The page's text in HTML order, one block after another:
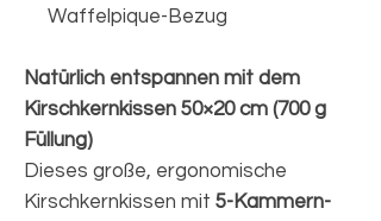
Waffelpique-Bezug
Natürlich entspannen mit dem
Kirschkernkissen 50×20 cm (700 g
Füllung)
Dieses große, ergonomische
Kirschkernkissen mit 5-Kammern-